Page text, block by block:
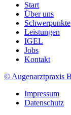
Start
Über uns
Schwerpunkte
Leistungen
IGEL
Jobs
Kontakt
© Augenarztpraxis
Impressum
Datenschutz